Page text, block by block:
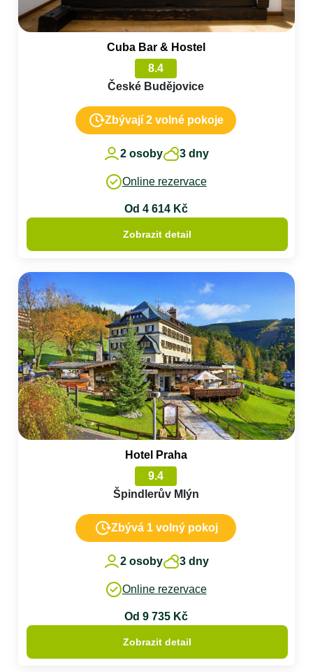
Cuba Bar & Hostel
8.4
České Budějovice
Zbývají 2 volné pokoje
2 osoby 3 dny
Online rezervace
Od 4 614 Kč
Zobrazit detail
Hotel Praha
9.4
Špindlerův Mlýn
Zbývá 1 volný pokoj
2 osoby 3 dny
Online rezervace
Od 9 735 Kč
Zobrazit detail